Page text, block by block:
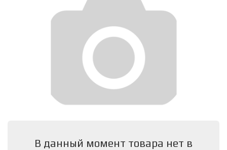
В данный момент товара нет в